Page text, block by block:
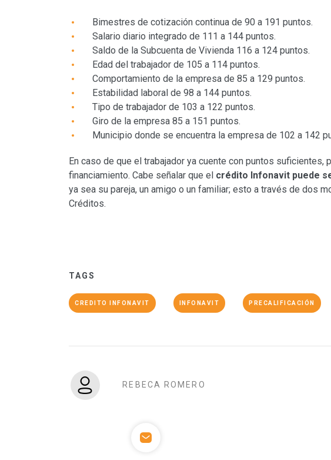
Bimestres de cotización continua de 90 a 191 puntos.
Salario diario integrado de 111 a 144 puntos.
Saldo de la Subcuenta de Vivienda 116 a 124 puntos.
Edad del trabajador de 105 a 114 puntos.
Comportamiento de la empresa de 85 a 129 puntos.
Estabilidad laboral de 98 a 144 puntos.
Tipo de trabajador de 103 a 122 puntos.
Giro de la empresa 85 a 151 puntos.
Municipio donde se encuentra la empresa de 102 a 142
En caso de que el trabajador ya cuente con puntos suficientes,
financiamiento. Cabe señalar que el crédito Infonavit puede
ya sea su pareja, un amigo o un familiar; esto a través de dos
Créditos.
TAGS
CREDITO INFONAVIT INFONAVIT PRECALIFICACIÓN
REBECA ROMERO